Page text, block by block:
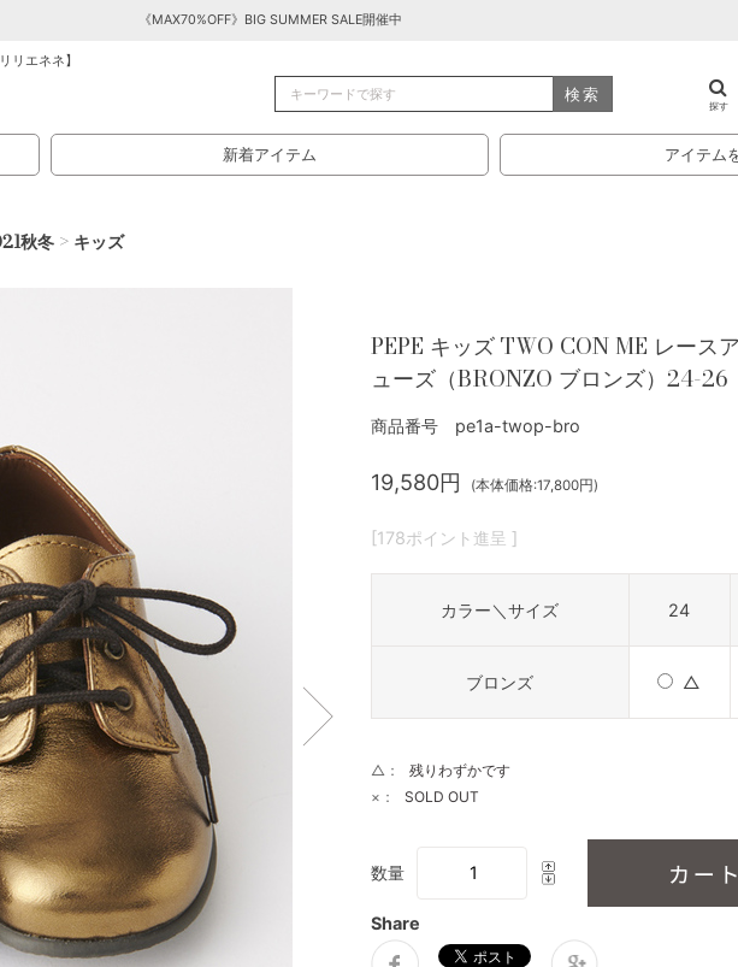
《MAX70%OFF》BIG SUMMER SALE開催中
リエネネ】
検索
探す
新着アイテム アイテム
秋冬 > キッズ
PEPE キッズ TWO CON ME レース
ューズ（BRONZO ブロンズ）24-26
商品番号 pe1a-twop-bro
19,580円 (本体価格:17,800円)
[178ポイント進呈 ]
カラー＼サイズ 24
ブロンズ △
△：
残りわずかです
×：
SOLD OUT
数量
Share